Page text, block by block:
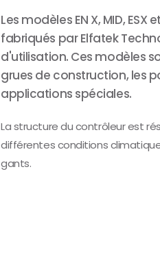
Les modèles EN X, MID,
fabriqués par Elfatek
d'utilisation. Ces modèles
grues de construction, les
applications spéciales.
La structure du contrôleur est
différentes conditions
gants.